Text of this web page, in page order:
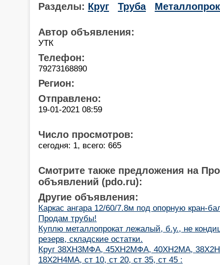
Разделы: Круг Труба
Автор объявления:
УТК
Телефон:
79273168890
Регион:
Отправлено:
19-01-2021 08:59
Число просмотров:
сегодня: 1, всего: 665
Смотрите также предложения на
объявлений (pdo.ru):
Другие объявления:
Каркас ангара 12/60/7.8м под опорную кран-
Продам трубы!
Куплю металлопрокат лежалый, б.у., не
резерв, складские остатки.
Круг 38ХН3МФА, 45ХН2МФА, 40ХН2МА,
18Х2Н4МА, ст 10, ст 20, ст 35, ст 45 :